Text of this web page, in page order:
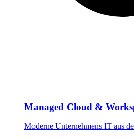
Managed Cloud &
Moderne Unternehmens IT aus